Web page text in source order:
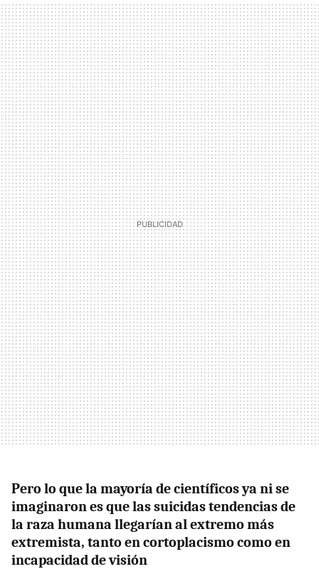
Pero lo que la mayoría de científicos ya ni se
imaginaron es que las suicidas tendencias de
la raza humana llegarían al extremo más
extremista, tanto en cortoplacismo como en
incapacidad de visión